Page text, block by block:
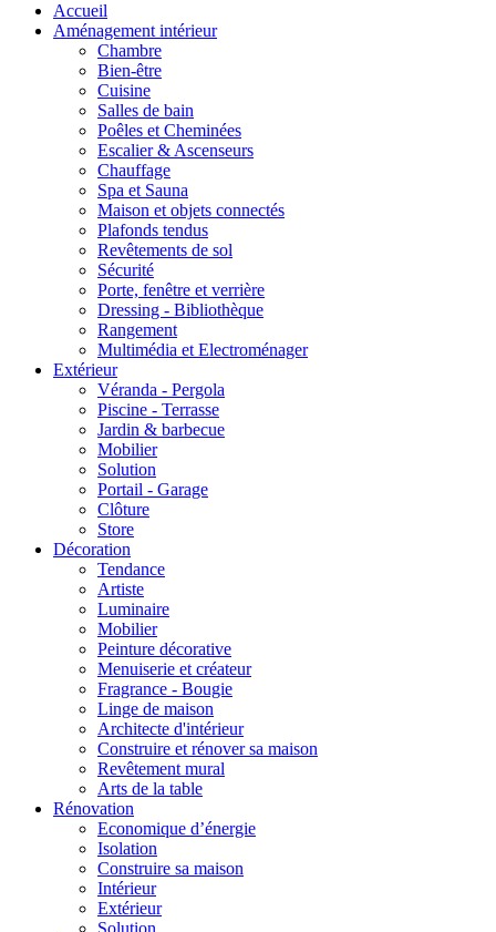
Accueil
Aménagement intérieur
Chambre
Bien-être
Cuisine
Salles de bain
Poêles et Cheminées
Escalier & Ascenseurs
Chauffage
Spa et Sauna
Maison et objets connectés
Plafonds tendus
Revêtements de sol
Sécurité
Porte, fenêtre et verrière
Dressing - Bibliothèque
Rangement
Multimédia et Electroménager
Extérieur
Véranda - Pergola
Piscine - Terrasse
Jardin & barbecue
Mobilier
Solution
Portail - Garage
Clôture
Store
Décoration
Tendance
Artiste
Luminaire
Mobilier
Peinture décorative
Menuiserie et créateur
Fragrance - Bougie
Linge de maison
Architecte d'intérieur
Construire et rénover sa maison
Revêtement mural
Arts de la table
Rénovation
Economique d’énergie
Isolation
Construire sa maison
Intérieur
Extérieur